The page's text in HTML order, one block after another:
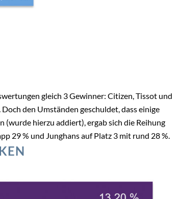
gleich 3 Gewinner: Citizen, Tissot und
den Umständen geschuldet, dass einige
(wurde hierzu addiert), ergab sich die Reihung
29 % und Junghans auf Platz 3 mit rund 28 %.